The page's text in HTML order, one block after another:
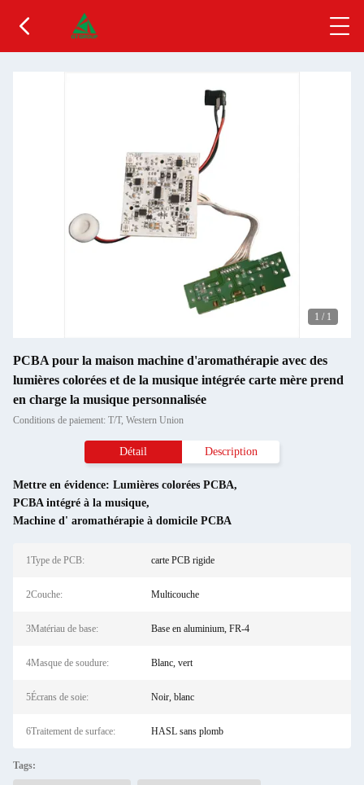
1 / 1
PCBA pour la maison machine d'aromathérapie avec des
lumières colorées et de la musique intégrée carte mère prend
en charge la musique personnalisée
Conditions de paiement: T/T, Western Union
Détail Description
Mettre en évidence: Lumières colorées PCBA,
PCBA intégré à la musique,
Machine d' aromathérapie à domicile PCBA
1Type de PCB: carte PCB rigide
2Couche: Multicouche
3Matériau de base: Base en aluminium, FR-4
4Masque de soudure: Blanc, vert
5Écrans de soie: Noir, blanc
6Traitement de surface: HASL sans plomb
Tags: